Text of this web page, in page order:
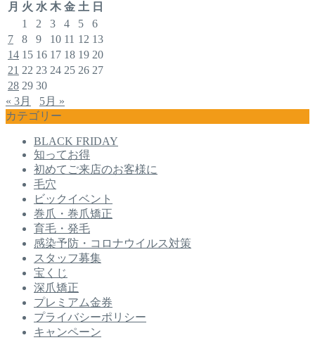
月 火 水 木 金 土 日
1
2 3 4 5
6
7
8 9 10 11 12 13
14 15 16 17 18 19 20
21 22 23 24 25 26 27
28 29 30
« 3月
5月 »
カテゴリー
BLACK FRIDAY
知ってお得
初めてご来店のお客様に
毛穴
ビックイベント
巻爪・巻爪矯正
育毛・発毛
感染予防・コロナウイルス対策
スタッフ募集
宝くじ
深爪矯正
プレミアム金券
プライバシーポリシー
キャンペーン